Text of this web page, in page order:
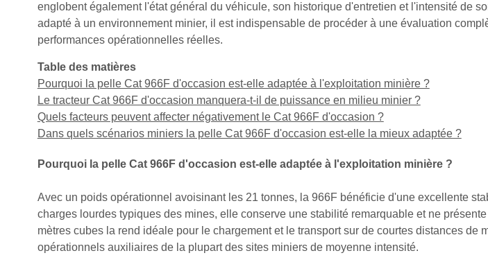
englobent également l'état général du véhicule, son historique d'entretien et l'intensité de
adapté à un environnement minier, il est indispensable de procéder à une évaluation
performances opérationnelles réelles.
Table des matières
Pourquoi la pelle Cat 966F d'occasion est-elle adaptée à l'exploitation minière ?
Le tracteur Cat 966F d'occasion manquera-t-il de puissance en milieu minier ?
Quels facteurs peuvent affecter négativement le Cat 966F d'occasion ?
Dans quels scénarios miniers la pelle Cat 966F d'occasion est-elle la mieux adaptée ?
Pourquoi la pelle Cat 966F d'occasion est-elle adaptée à l'exploitation minière ?
Avec un poids opérationnel avoisinant les 21 tonnes, la 966F bénéficie d'une excellente
charges lourdes typiques des mines, elle conserve une stabilité remarquable et ne
mètres cubes la rend idéale pour le chargement et le transport sur de courtes distances
opérationnels auxiliaires de la plupart des sites miniers de moyenne intensité.